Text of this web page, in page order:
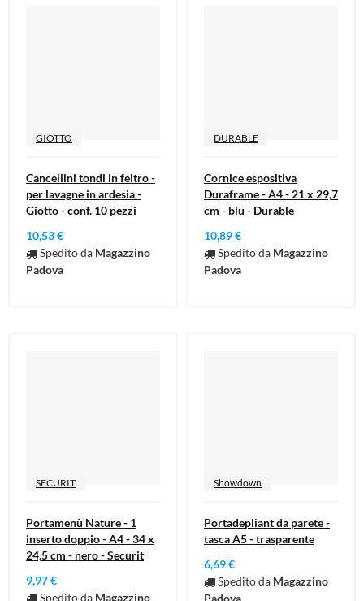
GIOTTO
Cancellini tondi in feltro -
per lavagne in ardesia -
Giotto - conf. 10 pezzi
10,53 €
Spedito da Magazzino
Padova
DURABLE
Cornice espositiva
Duraframe - A4 - 21 x 29,7
cm - blu - Durable
10,89 €
Spedito da Magazzino
Padova
SECURIT
Portamenù Nature - 1
inserto doppio - A4 - 34 x
24,5 cm - nero - Securit
9,97 €
Spedito da Magazzino
Showdown
Portadepliant da parete -
tasca A5 - trasparente
6,69 €
Spedito da Magazzino
Padova